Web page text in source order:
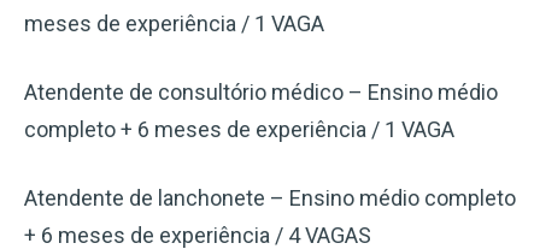
meses de experiência / 1 VAGA
Atendente de consultório médico – Ensino médio
completo + 6 meses de experiência / 1 VAGA
Atendente de lanchonete – Ensino médio completo
+ 6 meses de experiência / 4 VAGAS